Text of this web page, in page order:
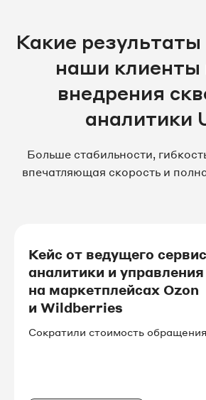
Какие
наши клиенты
внедрения
аналитики
Больше стабильности,
впечатляющая скорость и
Кейс от ведущего
аналитики и
на маркетплейсах Ozon
и Wildberries
Сократили стоимость